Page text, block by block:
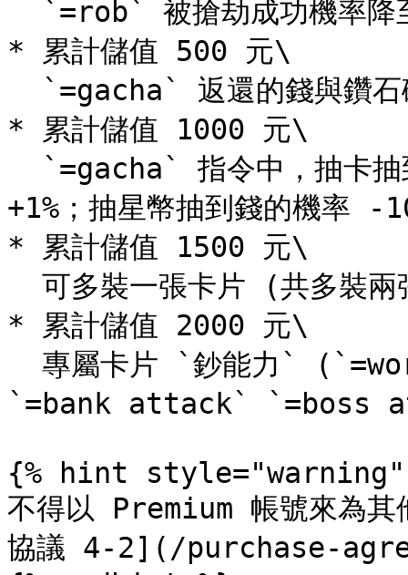
* 累計儲值 500 元\
* 累計儲值 1000 元\
+1%；抽星幣抽到錢的機率 -
* 累計儲值 1500 元\
* 累計儲值 2000 元\
`=bank attack` `=boss
{% hint style="warning"
不得以 Premium 帳號來為
協議 4-2](/purchase-